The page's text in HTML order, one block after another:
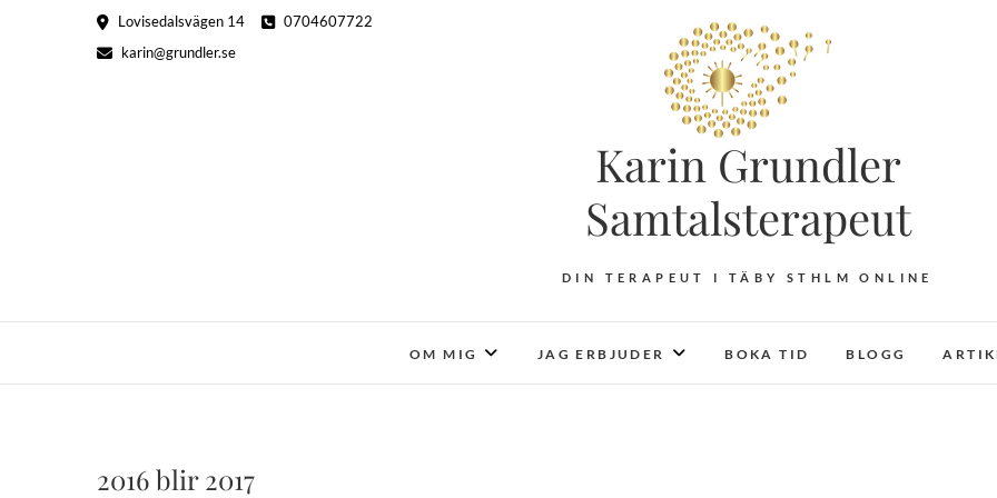
Lovisedalsvägen 14
0704607722
karin@grundler.se
Karin Grundler
Samtalsterapeut
DIN TERAPEUT I TÄBY STHLM ONLINE
OM MIG JAG ERBJUDER BOKA TID BLOGG
2016 blir 2017